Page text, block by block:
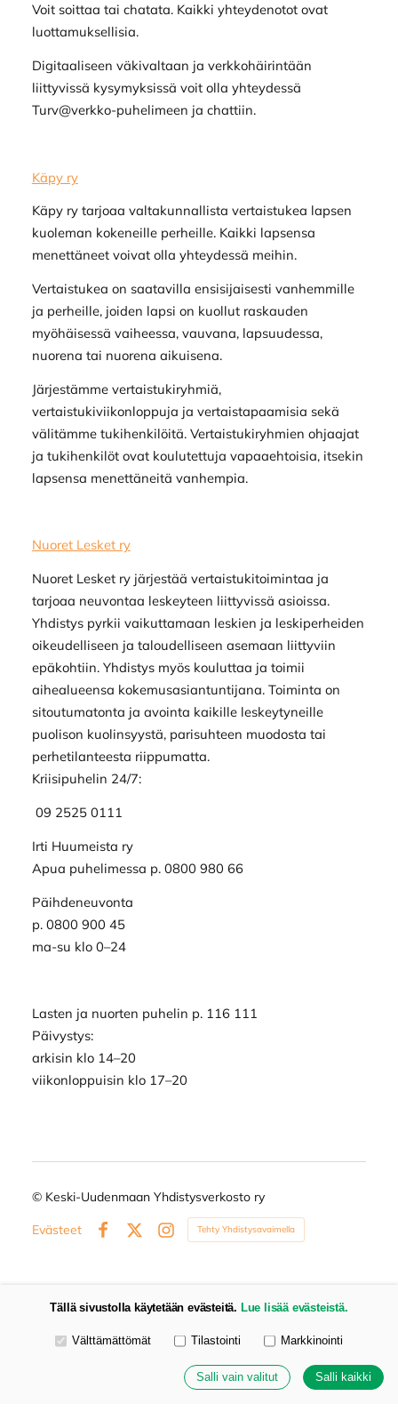
Kriisipuhelin 24/7:
09 2525 0111
Irti Huumeista ry
Apua puhelimessa p. 0800 980 66
Päihdeneuvonta
p. 0800 900 45
ma-su klo 0–24
Lasten ja nuorten puhelin p. 116 111
Päivystys:
arkisin klo 14–20
viikonloppuisin klo 17–20
Voit soittaa tai chatata. Kaikki yhteydenotot ovat
luottamuksellisia.
Digitaaliseen väkivaltaan ja verkkohäirintään
liittyvissä kysymyksissä voit olla yhteydessä
Turv@verkko-puhelimeen ja chattiin.
Käpy ry
Käpy ry tarjoaa valtakunnallista vertaistukea lapsen
kuoleman kokeneille perheille. Kaikki lapsensa
menettäneet voivat olla yhteydessä meihin.
Vertaistukea on saatavilla ensisijaisesti vanhemmille
ja perheille, joiden lapsi on kuollut raskauden
myöhäisessä vaiheessa, vauvana, lapsuudessa,
nuorena tai nuorena aikuisena.
Järjestämme vertaistukiryhmiä,
vertaistukiviikonloppuja ja vertaistapaamisia sekä
välitämme tukihenkilöitä. Vertaistukiryhmien ohjaajat
ja tukihenkilöt ovat koulutettuja vapaaehtoisia, itsekin
lapsensa menettäneitä vanhempia.
Nuoret Lesket ry
Nuoret Lesket ry järjestää vertaistukitoimintaa ja
tarjoaa neuvontaa leskeyteen liittyvissä asioissa.
Yhdistys pyrkii vaikuttamaan leskien ja leskiperheiden
oikeudelliseen ja taloudelliseen asemaan liittyviin
epäkohtiin. Yhdistys myös kouluttaa ja toimii
aihealueensa kokemusasiantuntijana. Toiminta on
sitoutumatonta ja avointa kaikille leskeytyneille
puolison kuolinsyystä, parisuhteen muodosta tai
perhetilanteesta riippumatta.
© Keski-Uudenmaan Yhdistysverkosto ry
Evästeet
Instagram
Tehty Yhdistysavaimella
Tällä sivustolla käytetään evästeitä. Lue lisää evästeistä.
Valitse käytettävät evästeet
Välttämättömät Tilastointi Markkinointi
Salli vain valitut Salli kaikki